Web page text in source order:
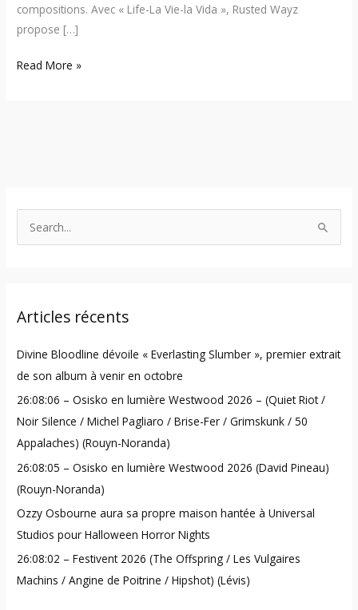
compositions. Avec « Life-La Vie-la Vida », Rusted Wayz
propose […]
Read More »
c
f
o
r
:
Articles récents
Divine Bloodline dévoile « Everlasting Slumber », premier extrait
de son album à venir en octobre
26:08:06 – Osisko en lumière Westwood 2026 – (Quiet Riot /
Noir Silence / Michel Pagliaro / Brise-Fer / Grimskunk / 50
Appalaches) (Rouyn-Noranda)
26:08:05 – Osisko en lumière Westwood 2026 (David Pineau)
(Rouyn-Noranda)
Ozzy Osbourne aura sa propre maison hantée à Universal
Studios pour Halloween Horror Nights
26:08:02 – Festivent 2026 (The Offspring / Les Vulgaires
Machins / Angine de Poitrine / Hipshot) (Lévis)